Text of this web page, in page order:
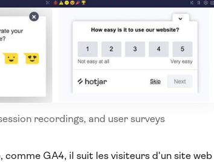
recordings, and user surveys
comme GA4, il suit les visiteurs d'un site web